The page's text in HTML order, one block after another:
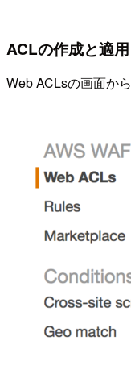
ACLの作成と適用
Web ACLsの画面か